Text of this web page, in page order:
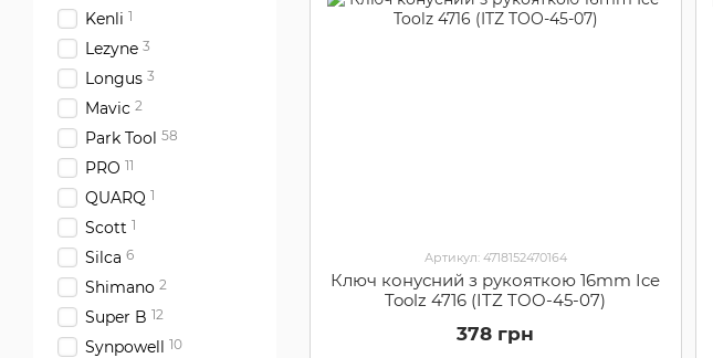
Артикул: 4718152470164
Ключ конусний з рукояткою 16mm Ice
Toolz 4716 (ITZ TOO-45-07)
378 грн
Kenli 1
Lezyne 3
Longus 3
Mavic 2
Park Tool 58
PRO 11
QUARQ 1
Scott 1
Silca 6
Shimano 2
Super B 12
Synpowell 10